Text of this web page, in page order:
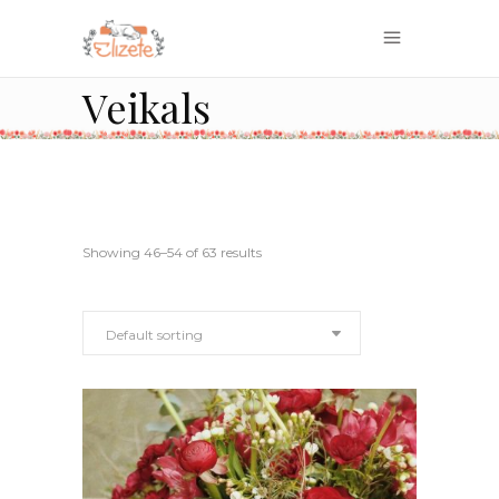
Veikals
Showing 46–54 of 63 results
Default sorting